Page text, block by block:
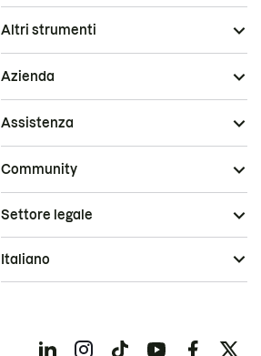
Altri strumenti
Azienda
Assistenza
Community
Settore legale
Italiano